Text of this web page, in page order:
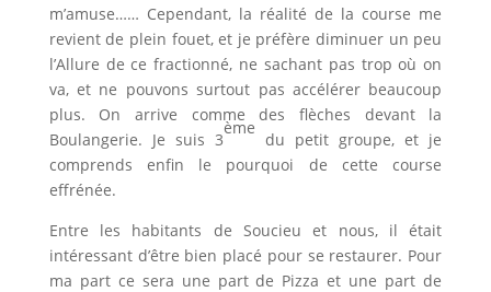
m’amuse…… Cependant, la réalité de la course me
revient de plein fouet, et je préfère diminuer un peu
l’Allure de ce fractionné, ne sachant pas trop où on
va, et ne pouvons surtout pas accélérer beaucoup
plus. On arrive comme des flèches devant la
Boulangerie. Je suis 3
ème
du petit groupe, et je
comprends enfin le pourquoi de cette course
effrénée.
Entre les habitants de Soucieu et nous, il était
intéressant d’être bien placé pour se restaurer. Pour
ma part ce sera une part de Pizza et une part de